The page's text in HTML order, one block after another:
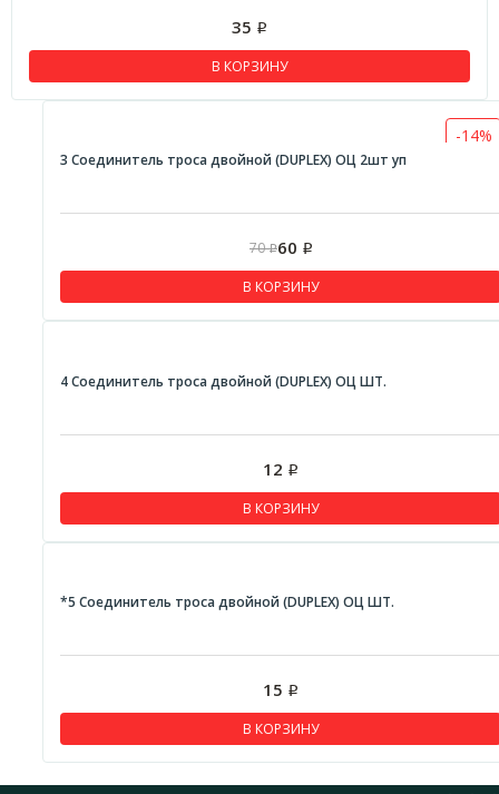
35 Р
В КОРЗИНУ
-14%
3 Соединитель троса двойной (DUPLEX) ОЦ 2шт уп
70Р60 Р
В КОРЗИНУ
4 Соединитель троса двойной (DUPLEX) ОЦ ШТ.
12 Р
В КОРЗИНУ
*5 Соединитель троса двойной (DUPLEX) ОЦ ШТ.
15 Р
В КОРЗИНУ